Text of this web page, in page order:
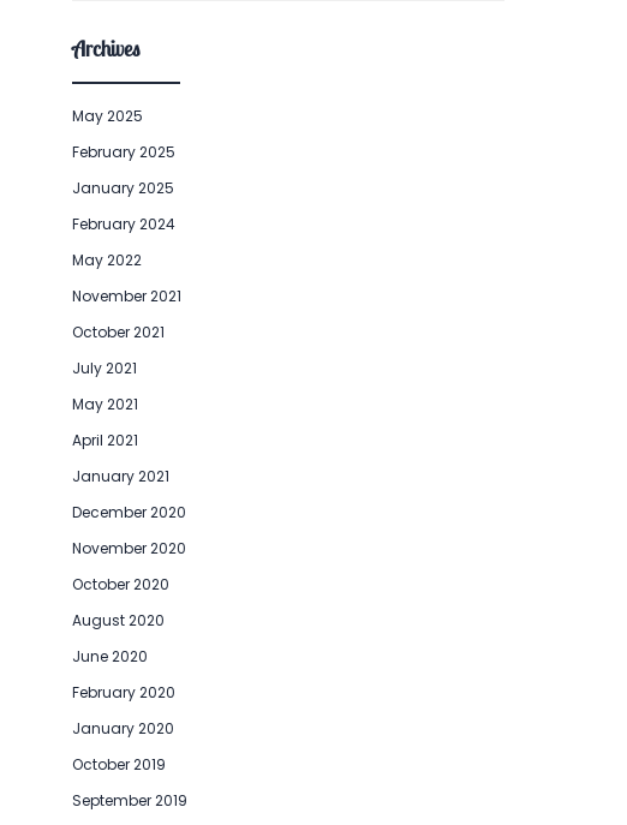
Archives
May 2025
February 2025
January 2025
February 2024
May 2022
November 2021
October 2021
July 2021
May 2021
April 2021
January 2021
December 2020
November 2020
October 2020
August 2020
June 2020
February 2020
January 2020
October 2019
September 2019